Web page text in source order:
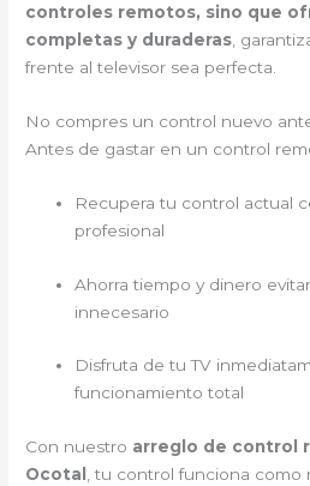
controles remotos, sino que
completas y duraderas ,
frente al televisor sea perfecta.
No compres un control nuevo
Antes de gastar en un control
Recupera tu control actual
profesional
Ahorra tiempo y dinero
innecesario
Disfruta de tu TV
funcionamiento total
Con nuestro arreglo de control
Ocotal , tu control funciona como